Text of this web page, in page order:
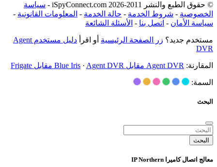
© حقوق الطبع والنشر 2011-2026 iSpyConnect.com -
سياسة
الخصوصية - شروط الخدمة - حالة الخدمة - المعلومات القانونية -
سياسة الأمان - اتصل بنا - الأسئلة الشائعة
مستخدم جديد؟ زر الصفحة الرئيسية أو اقرأ
دليل مستخدم Agent
DVR
المقارنة: Agent DVR مقابل Blue Iris · Agent DVR مقابل Frigate
السمة:
البحث
البحث
معالج اتصال كاميرا IP Northern